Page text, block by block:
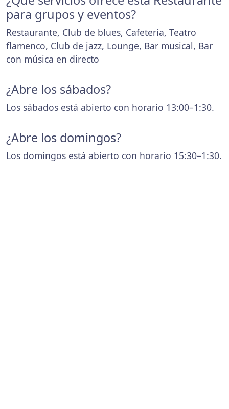
para grupos y eventos?
Restaurante, Club de blues, Cafetería, Teatro
flamenco, Club de jazz, Lounge, Bar musical, Bar
con música en directo
¿Abre los sábados?
Los sábados está abierto con horario 13:00–1:30.
¿Abre los domingos?
Los domingos está abierto con horario 15:30–1:30.